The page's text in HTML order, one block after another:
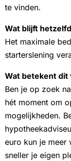
te vinden.
Wat blijft
Het maximale
starterslening
Wat betekent dit
Ben je op zoek
hét moment om
mogelijkheden.
euro kun je meer
sneller je eigen